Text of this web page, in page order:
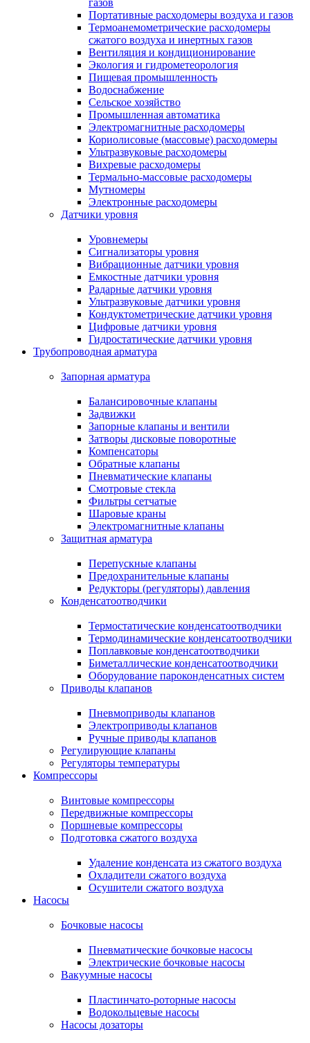
газов
Портативные расходомеры воздуха и газов
Термоанемометрические расходомеры
сжатого воздуха и инертных газов
Вентиляция и кондиционирование
Экология и гидрометеорология
Пищевая промышленность
Водоснабжение
Сельское хозяйство
Промышленная автоматика
Электромагнитные расходомеры
Кориолисовые (массовые) расходомеры
Ультразвуковые расходомеры
Вихревые расходомеры
Термально-массовые расходомеры
Мутномеры
Электронные расходомеры
Датчики уровня
Уровнемеры
Сигнализаторы уровня
Вибрационные датчики уровня
Емкостные датчики уровня
Радарные датчики уровня
Ультразвуковые датчики уровня
Кондуктометрические датчики уровня
Цифровые датчики уровня
Гидростатические датчики уровня
Трубопроводная арматура
Запорная арматура
Балансировочные клапаны
Задвижки
Запорные клапаны и вентили
Затворы дисковые поворотные
Компенсаторы
Обратные клапаны
Пневматические клапаны
Смотровые стекла
Фильтры сетчатые
Шаровые краны
Электромагнитные клапаны
Защитная арматура
Перепускные клапаны
Предохранительные клапаны
Редукторы (регуляторы) давления
Конденсатоотводчики
Термостатические конденсатоотводчики
Термодинамические конденсатоотводчики
Поплавковые конденсатоотводчики
Биметаллические конденсатоотводчики
Оборудование пароконденсатных систем
Приводы клапанов
Пневмоприводы клапанов
Электроприводы клапанов
Ручные приводы клапанов
Регулирующие клапаны
Регуляторы температуры
Компрессоры
Винтовые компрессоры
Передвижные компрессоры
Поршневые компрессоры
Подготовка сжатого воздуха
Удаление конденсата из сжатого воздуха
Охладители сжатого воздуха
Осушители сжатого воздуха
Насосы
Бочковые насосы
Пневматические бочковые насосы
Электрические бочковые насосы
Вакуумные насосы
Пластинчато-роторные насосы
Водокольцевые насосы
Насосы дозаторы